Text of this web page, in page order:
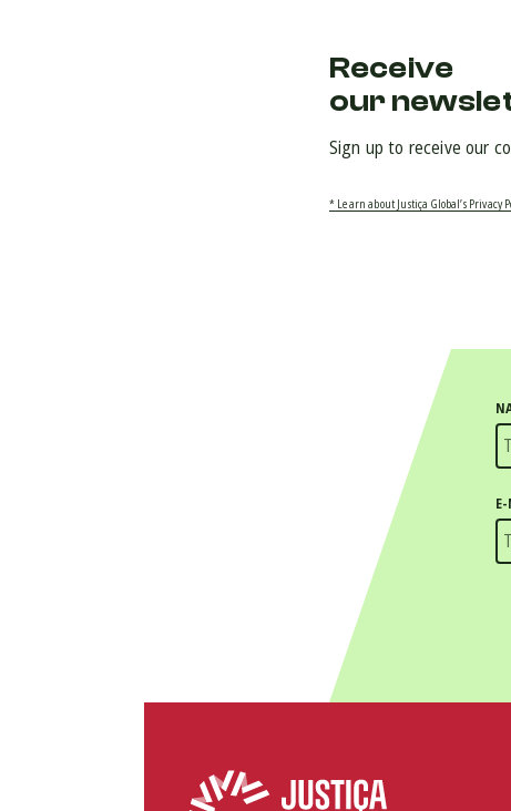
Receive
our
Sign up to receive our
* Learn about Justiça Global’s Privacy